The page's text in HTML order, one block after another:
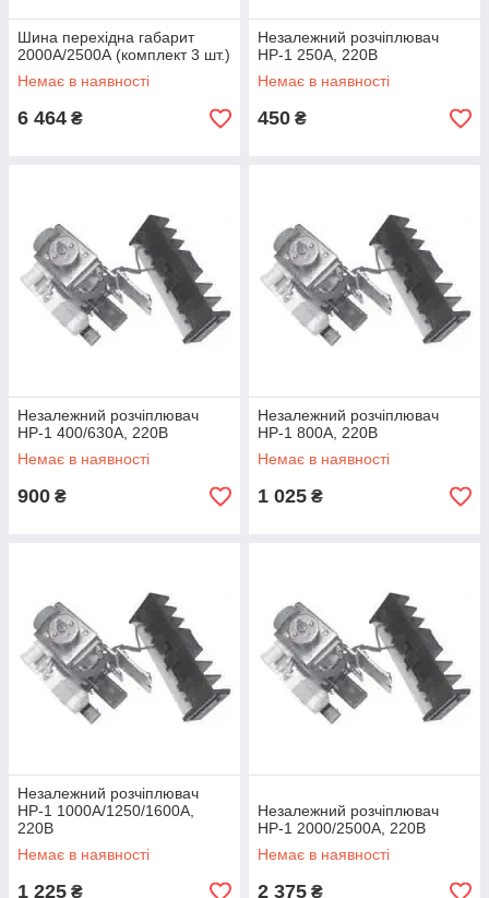
Шина перехідна габарит
2000A/2500А (комплект 3 шт.)
Немає в наявності
6 464 ₴
Незалежний розчіплювач
НР-1 250А, 220В
Немає в наявності
450 ₴
Незалежний розчіплювач
НР-1 400/630А, 220В
Немає в наявності
900 ₴
Незалежний розчіплювач
НР-1 800А, 220В
Немає в наявності
1 025 ₴
Незалежний розчіплювач
НР-1 1000А/1250/1600А,
220В
Немає в наявності
1 225 ₴
Незалежний розчіплювач
НР-1 2000/2500А, 220В
Немає в наявності
2 375 ₴